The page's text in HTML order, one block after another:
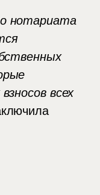
нотариата
всех